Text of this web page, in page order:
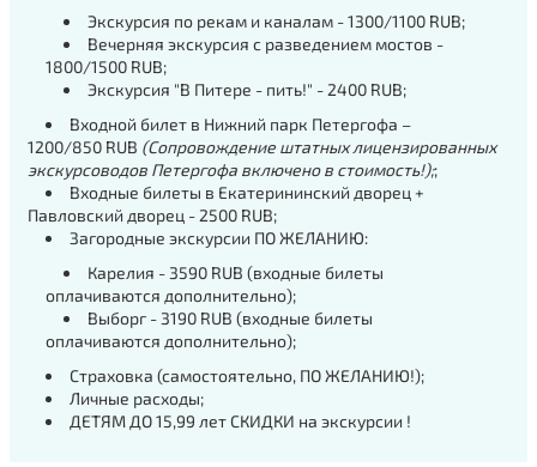
Экскурсия по рекам и каналам -1300/1100 RUB;
Вечерняя экскурсия с разведением мостов -
1800/1500 RUB;
Экскурсия "В Питере - пить!" - 2400 RUB;
Входной билет в Нижний парк Петергофа –
1200/850 RUB (Сопровождение штатных лицензированных
экскурсоводов Петергофа включено в стоимость!);;
Входные билеты в Екатерининский дворец +
Павловский дворец - 2500 RUB;
Загородные экскурсии ПО ЖЕЛАНИЮ:
Карелия - 3590 RUB (входные билеты
оплачиваются дополнительно);
Выборг - 3190 RUB (входные билеты
оплачиваются дополнительно);
Страховка (самостоятельно, ПО ЖЕЛАНИЮ!);
Личные расходы;
ДЕТЯМ ДО 15,99 лет СКИДКИ на экскурсии !